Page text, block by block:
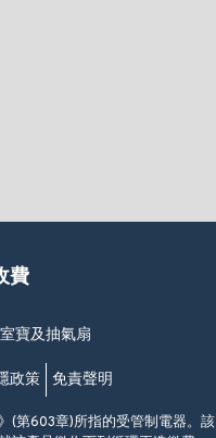
費
寶及抽氣扇
政策 免責聲明
(第603章)所指的受管制電器。該